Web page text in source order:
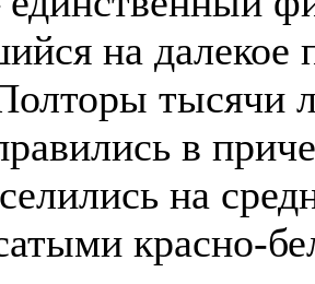
на далекое
тысячи
в
на
красно-